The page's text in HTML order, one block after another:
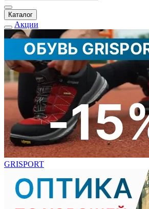
Каталог
Акции
GRISPORT